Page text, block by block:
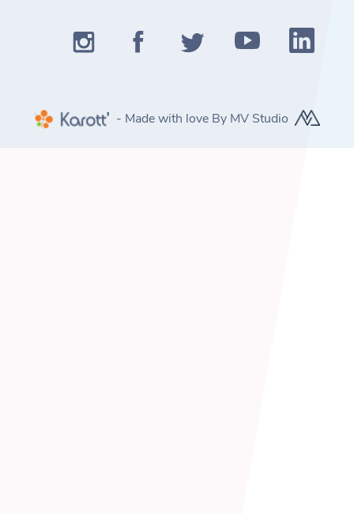
- Made with love By MV Studio